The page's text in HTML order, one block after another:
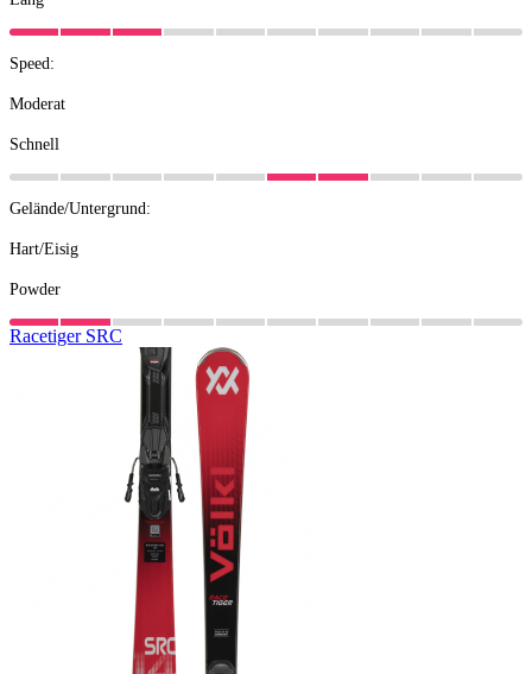
Speed:
Moderat
Schnell
Gelände/Untergrund:
Hart/Eisig
Powder
RacetigerSRC